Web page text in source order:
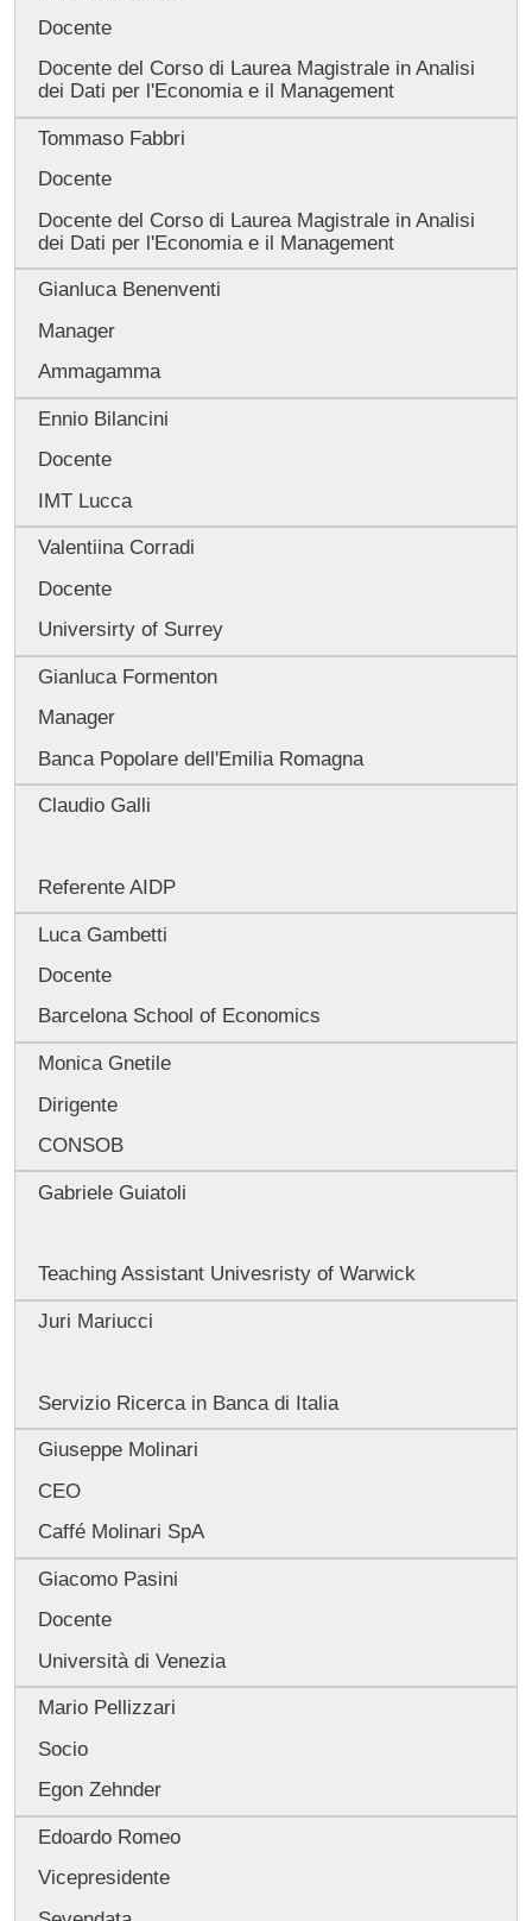
Docente
Docente del Corso di Laurea Magistrale in Analisi
dei Dati per l'Economia e il Management
Tommaso Fabbri
Docente
Docente del Corso di Laurea Magistrale in Analisi
dei Dati per l'Economia e il Management
Gianluca Benenventi
Manager
Ammagamma
Ennio Bilancini
Docente
IMT Lucca
Valentiina Corradi
Docente
Universirty of Surrey
Gianluca Formenton
Manager
Banca Popolare dell'Emilia Romagna
Claudio Galli
Referente AIDP
Luca Gambetti
Docente
Barcelona School of Economics
Monica Gnetile
Dirigente
CONSOB
Gabriele Guiatoli
Teaching Assistant Univesristy of Warwick
Juri Mariucci
Servizio Ricerca in Banca di Italia
Giuseppe Molinari
CEO
Caffé Molinari SpA
Giacomo Pasini
Docente
Università di Venezia
Mario Pellizzari
Socio
Egon Zehnder
Edoardo Romeo
Vicepresidente